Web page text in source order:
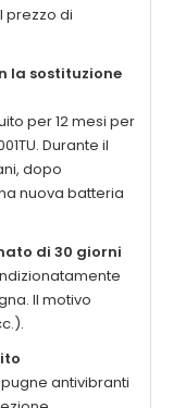
prezzo di
la sostituzione
per 12 mesi per
. Durante il
dopo
nuova batteria
di 30 giorni
Il motivo
antivibranti